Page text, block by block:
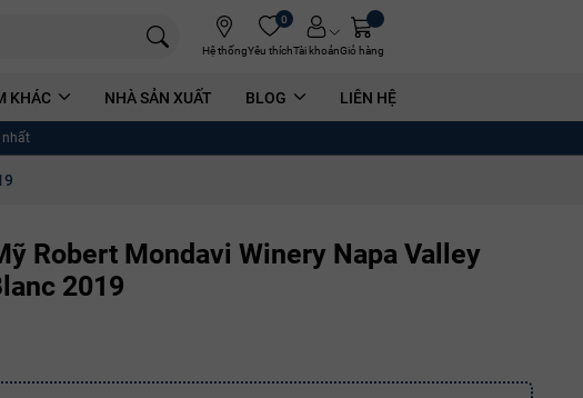
Hệ thống
0
Yêu thíchTài khoảnGiỏ hàng
KHÁC NHÀ SẢN XUẤT BLOG LIÊN HỆ
nhất
Robert Mondavi Winery Napa Valley
2019